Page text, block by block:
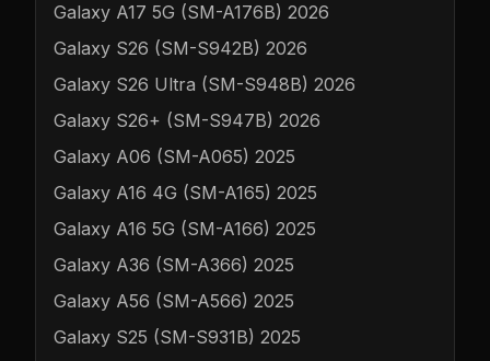
Galaxy A17 5G (SM-A176B) 2026
Galaxy S26 (SM-S942B) 2026
Galaxy S26 Ultra (SM-S948B) 2026
Galaxy S26+ (SM-S947B) 2026
Galaxy A06 (SM-A065) 2025
Galaxy A16 4G (SM-A165) 2025
Galaxy A16 5G (SM-A166) 2025
Galaxy A36 (SM-A366) 2025
Galaxy A56 (SM-A566) 2025
Galaxy S25 (SM-S931B) 2025